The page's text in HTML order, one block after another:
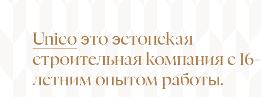
Unico это эстонская
строительная компания с 16-
летним опытом работы.